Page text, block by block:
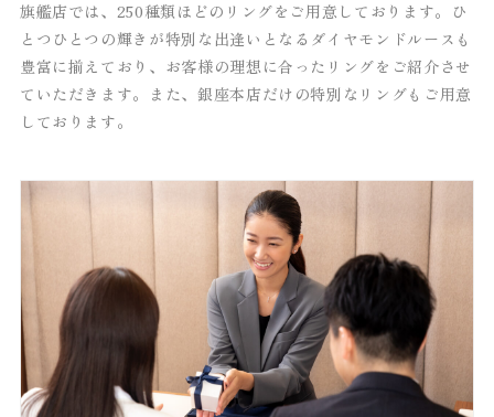
旗艦店では、250種類ほどのリングをご用意しております。ひ
とつひとつの輝きが特別な出逢いとなるダイヤモンドルースも
豊富に揃えており、お客様の理想に合ったリングをご紹介させ
ていただきます。また、銀座本店だけの特別なリングもご用意
しております。